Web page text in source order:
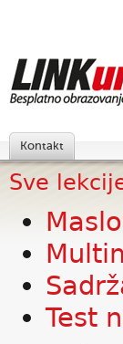
Kontakt
Sve
Test